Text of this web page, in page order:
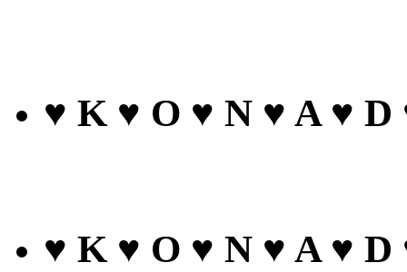
♥ K ♥ O ♥ N ♥ A ♥ D
♥ K ♥ O ♥ N ♥ A ♥ D